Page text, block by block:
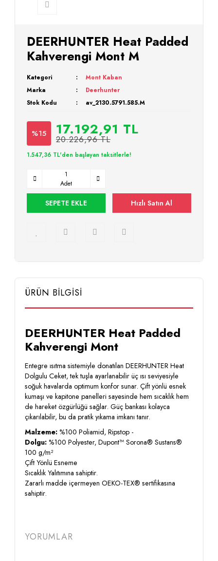
DEERHUNTER Heat Padded
Kahverengi Mont M
Kategori
Mont Kaban
Marka
Deerhunter
Stok Kodu
av_2130.5791.585.M
%15 17.192,91 TL
20.226,96 TL
1.547,36 TL'den başlayan taksitlerle!
Adet
SEPETE EKLE Hızlı Satın Al
ÜRÜN BİLGİSİ
DEERHUNTER Heat Padded
Kahverengi Mont
Entegre ısıtma sistemiyle donatılan DEERHUNTER Heat
Dolgulu Ceket, tek tuşla ayarlanabilir üç ısı seviyesiyle
soğuk havalarda optimum konfor sunar. Çift yönlü esnek
kumaşı ve kapitone panelleri sayesinde hem sıcaklık hem
de hareket özgürlüğü sağlar. Güç bankası kolayca
çıkarılabilir, bu da pratik yıkama imkanı tanır.
Malzeme: %100 Poliamid, Ripstop -
Dolgu: %100 Polyester, Dupont™ Sorona® Sustans®
100 g/m²
Çift Yönlü Esneme
Sıcaklık Yalıtımına sahiptir.
Zararlı madde içermeyen OEKO-TEX® sertifikasına
sahiptir.
YORUMLAR